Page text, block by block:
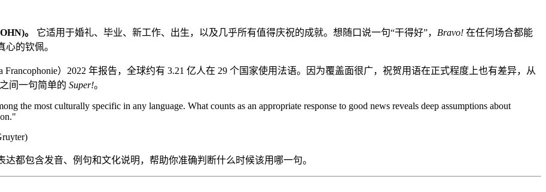
。 它适用于婚礼、毕业、新工作、出生，以及几乎所有值得庆祝的成就。想随口说一句“干得好”， Bravo! 在任何场合都能
心的钦佩。
Francophonie）2022 年报告，全球约有 3.21 亿人在 29 个国家使用法语。因为覆盖面很广，祝贺用语在正式程度上也有差异，从
间一句简单的 Super!。
the most culturally specific in any language. What counts as an appropriate response to good news reveals deep assumptions about
都包含发音、例句和文化说明，帮助你准确判断什么时候该用哪一句。